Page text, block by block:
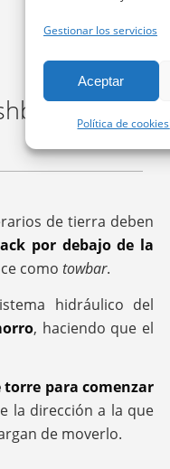
Gestionar los servicios
Aceptar
Política de cookies
de tierra deben
por debajo de la
como towbar.
hidráulico del
, haciendo que el
para comenzar
la dirección a la que
de moverlo.